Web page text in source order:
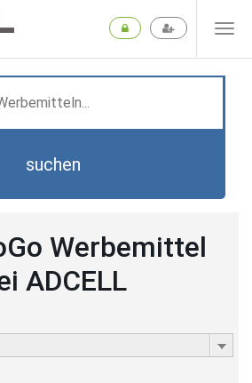
suchen
Werbemittel
ADCELL